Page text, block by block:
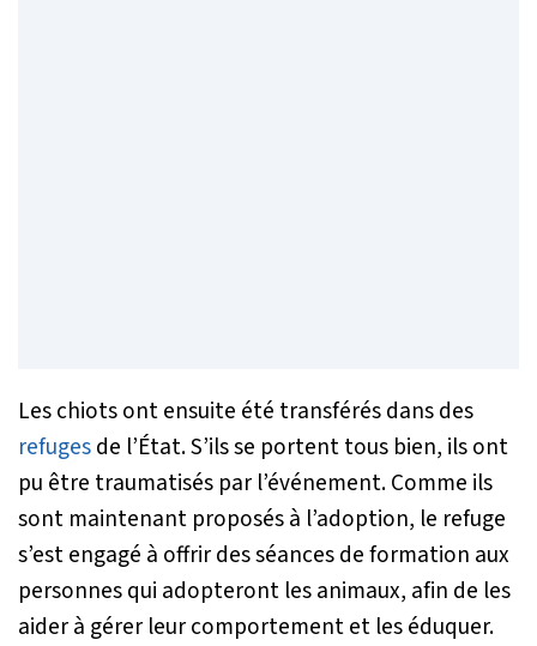
Les chiots ont ensuite été transférés dans des
refugesde l’État. S’ils se portent tous bien, ils ont
pu être traumatisés par l’événement. Comme ils
sont maintenant proposés à l’adoption, le refuge
s’est engagé à offrir des séances de formation aux
personnes qui adopteront les animaux, afin de les
aider à gérer leur comportement et les éduquer.